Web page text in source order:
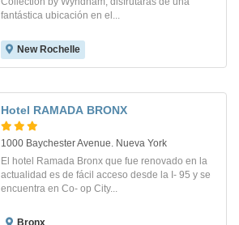
fantástica ubicación en el...
New Rochelle
Hotel RAMADA BRONX
1000 Baychester Avenue. Nueva York
El hotel Ramada Bronx que fue renovado en la
actualidad es de fácil acceso desde la I- 95 y se
encuentra en Co- op City...
Bronx